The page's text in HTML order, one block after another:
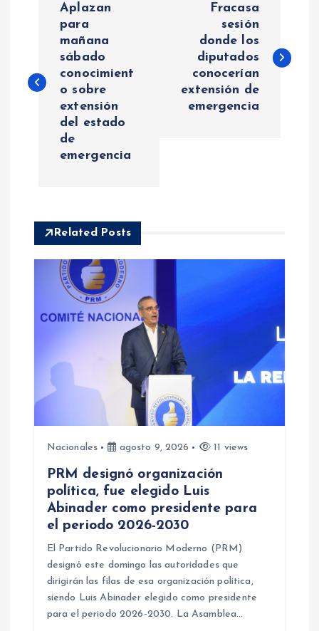
v
e
n
e
Aplazan
para
mañana
sábado
conocimient
o sobre
extensión
del estado
de
emergencia
Fracasa
sesión
donde los
diputados
conocerían
extensión de
emergencia
Related Posts
Nacionales agosto 9, 2026 11 views
PRM designó organización
política, fue elegido Luis
Abinader como presidente para
el periodo 2026-2030
El Partido Revolucionario Moderno (PRM)
designó este domingo las autoridades que
dirigirán las filas de esa organización política,
siendo Luis Abinader elegido como presidente
para el periodo 2026-2030. La Asamblea…